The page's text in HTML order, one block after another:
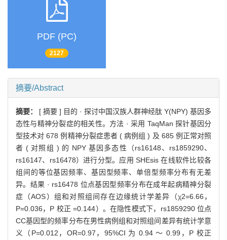
PDF (PC)
2127
摘要/Abstract
摘要： [ 摘要 ] 目的 · 探讨中国汉族人群神经肽 Y(NPY) 基因多
态性与精神分裂症的相关性。方法 · 采用 TaqMan 探针基因分
型技术对 678 例精神分裂症患者 ( 病例组 ) 及 685 例正常对照
者 ( 对照组 ) 的 NPY 基因多态性（rs16148、rs1859290、
rs16147、rs16478）进行分型。应用 SHEsis 在线软件比较各
组间的等位基因频率、基因型频率、单倍型频率分布有无差
异。结果 · rs16478 位点基因型频率分布在成年起病精神分裂
症（AOS）组和对照组间存在边缘统计学差异（χ2=6.66，
P=0.036，P 校正 =0.144）。在隐性模式下，rs1859290 位点
CC基因型的频率分布在男性病例组和对照组间差异有统计学意
义（P=0.012，OR=0.97，95%CI 为 0.94 ～ 0.99，P 校正